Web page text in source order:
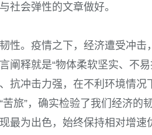
社会弹性的文章做好。
性。疫情之下，经济遭受冲击
阐释就是“物体柔软坚实、不
抗冲击力强，在不利环境情
苦旅”，确实检验了我们经济的
最为出色，始终保持相对增